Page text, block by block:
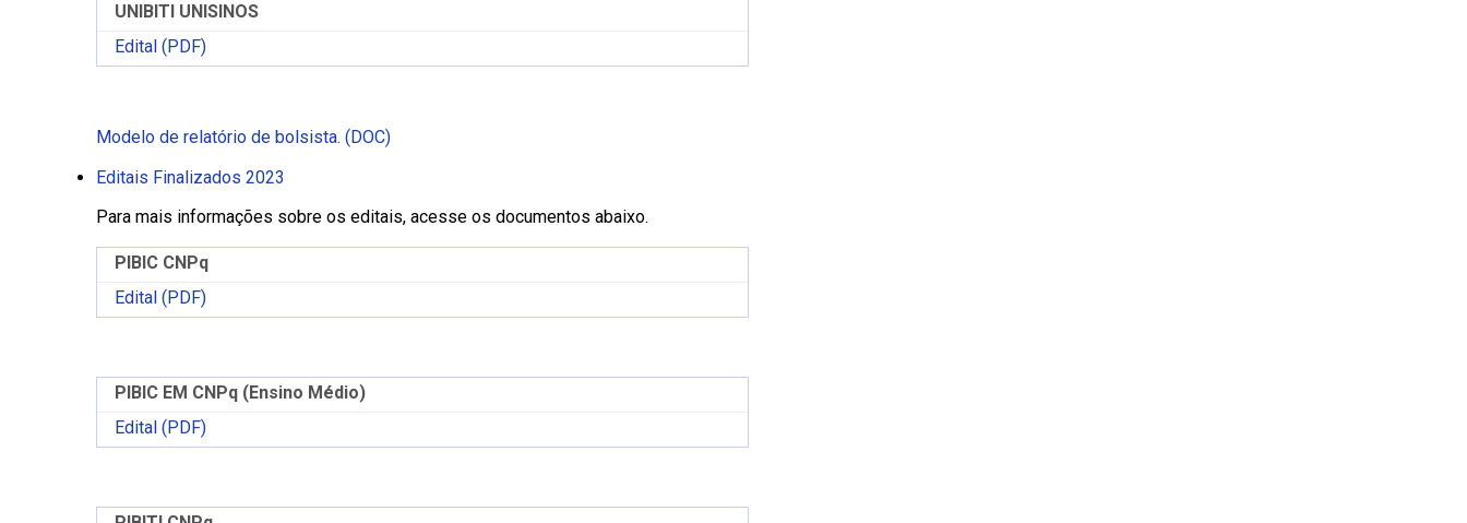
UNIBITI UNISINOS
Edital (PDF)
Modelo de relatório de bolsista. (DOC)
Editais Finalizados 2023
Para mais informações sobre os editais, acesse os documentos abaixo.
PIBIC CNPq
Edital (PDF)
PIBIC EM CNPq (Ensino Médio)
Edital (PDF)